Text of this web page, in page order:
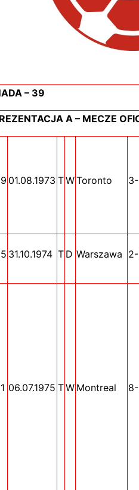
– 39
A – MECZE
01.08.1973 TWToronto 3-
31.10.1974 T D Warszawa
06.07.1975 TW Montreal 8-